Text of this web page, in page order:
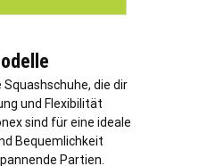
die dir
und Flexibilität
sind für eine ideale
Bequemlichkeit
Partien.